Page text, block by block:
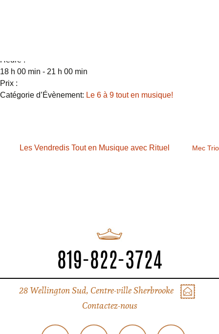
Heure :
18 h 00 min - 21 h 00 min
Prix :
Catégorie d’Évènement: Le 6 à 9 tout en musique!
Les Vendredis Tout en Musique avec Rituel Mec Trio
819-822-3724
28 Wellington Sud, Centre-ville Sherbrooke
Contactez-nous